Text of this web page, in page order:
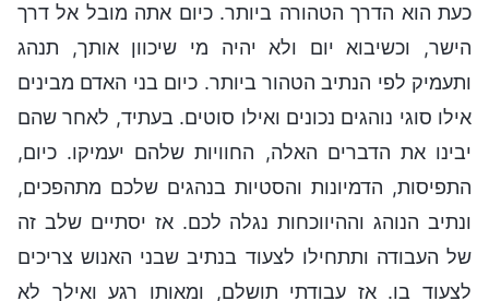
כעת הוא הדרך הטהורה ביותר. כיום אתה מובל אל דרך
הישר, וכשיבוא יום ולא יהיה מי שיכוון אותך, תנהג
ותעמיק לפי הנתיב הטהור ביותר. כיום בני האדם מבינים
אילו סוגי נוהגים נכונים ואילו סוטים. בעתיד, לאחר שהם
יבינו את הדברים האלה, החוויות שלהם יעמיקו. כיום,
התפיסות, הדמיונות והסטיות בנהגים שלכם מתהפכים,
ונתיב הנוהג וההיווכחות נגלה לכם. אז יסתיים שלב זה
של העבודה ותתחילו לצעוד בנתיב שבני האנוש צריכים
לצעוד בו. אז עבודתי תושלם, ומאותו רגע ואילך לא